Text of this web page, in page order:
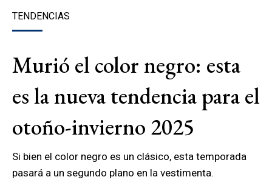
TENDENCIAS
Murió el color negro: esta
es la nueva tendencia para el
otoño-invierno 2025
Si bien el color negro es un clásico, esta temporada
pasará a un segundo plano en la vestimenta.